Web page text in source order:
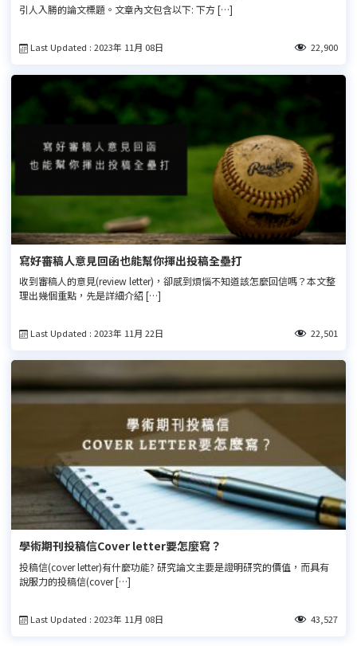
引人入勝的論文標題。文章內文包含以下: 下方 […]
Last Updated : 2023年 11月 08日 22,900
寫好審稿人意見回函也能幫你揮出投稿全壘打
收到審稿人的意見(review letter)，卻感到煩惱不知道該怎麼回信嗎？本文整
理出幾個重點，先是詳細介紹 […]
Last Updated : 2023年 11月 22日 22,501
學術期刊投稿信Cover letter要怎麼寫？
投稿信(cover letter)有什麼功能? 研究論文主要是證明研究的價值，而具有
說服力的投稿信(cover […]
Last Updated : 2023年 11月 08日 43,527